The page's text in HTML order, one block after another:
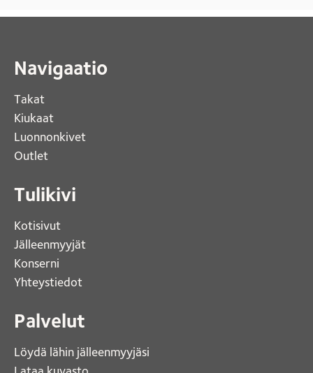
Navigaatio
Takat
Kiukaat
Luonnonkivet
Outlet
Tulikivi
Kotisivut
Jälleenmyyjät
Konserni
Yhteystiedot
Palvelut
Löydä lähin jälleenmyyjäsi